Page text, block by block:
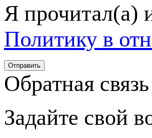
Я
Политику в
Обратная связь
Задайте свой